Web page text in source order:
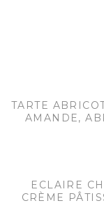
TARTE
AMANDE,
ECLAIRE
CRÈME